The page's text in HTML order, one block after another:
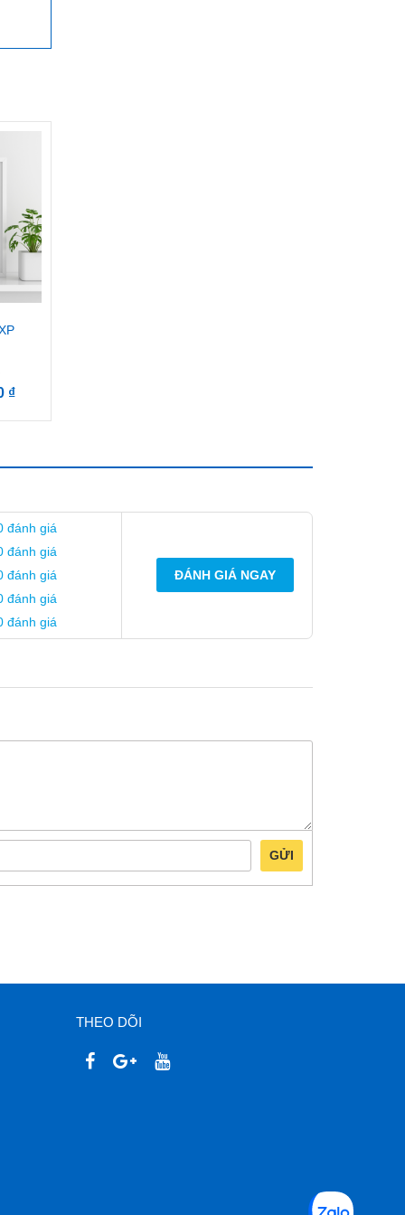
₫
đánh giá
đánh giá
đánh giá
đánh giá
đánh giá
ĐÁNH GIÁ NGAY
GỬI
THEO DÕI